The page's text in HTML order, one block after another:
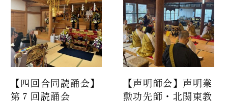
【四回合同読誦会】
第７回読誦会
【声明師会】声明業
勲功先師・北関東教